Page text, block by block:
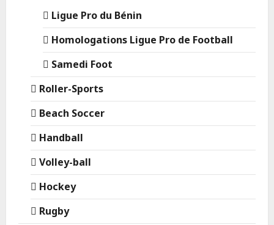
Ligue Pro du Bénin
Homologations Ligue Pro de Football
Samedi Foot
Roller-Sports
Beach Soccer
Handball
Volley-ball
Hockey
Rugby